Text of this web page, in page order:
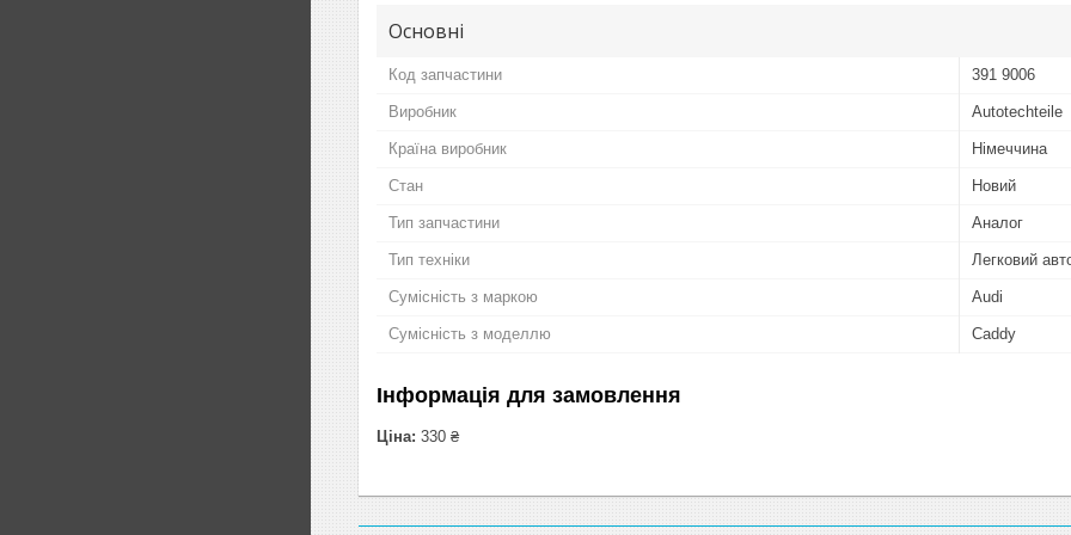
Основні
Код запчастини 391 9006
Виробник Autotechteile
Країна виробник Німеччина
Стан Новий
Тип запчастини Аналог
Тип техніки Легковий
Сумісність з маркою Audi
Сумісність з моделлю Caddy
Інформація для замовлення
Ціна: 330 ₴